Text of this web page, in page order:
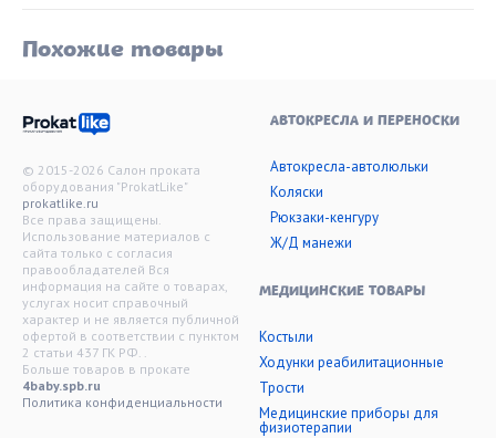
Похожие товары
© 2015-2026 Салон проката
оборудования "ProkatLike"
prokatlike.ru
Все права защищены.
Использование материалов с
сайта только с согласия
правообладателей Вся
информация на сайте о товарах,
услугах носит справочный
характер и не является публичной
офертой в соответствии с пунктом
2 статьи 437 ГК РФ. .
Больше товаров в прокате
4baby.spb.ru
Политика конфиденциальности
АВТОКРЕСЛА И ПЕРЕНОСКИ
Автокресла-автолюльки
Коляски
Рюкзаки-кенгуру
Ж/Д манежи
МЕДИЦИНСКИЕ ТОВАРЫ
Костыли
Ходунки реабилитационные
Трости
Медицинские приборы для
физиотерапии